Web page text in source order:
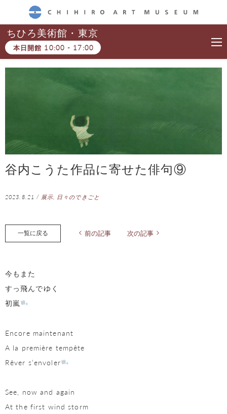
CHIHIRO ART MUSEUM
ちひろ美術館・東京
本日開館 10:00 - 17:00
谷内こうた作品に寄せた俳句⑨
2023.8.21 / 展示, 日々のできごと
一覧に戻る 前の記事 次の記事
今もまた
すっ飛んでゆく
初嵐
Encore maintenant
A la première tempête
Rêver s’envoler
See, now and again
At the first wind storm